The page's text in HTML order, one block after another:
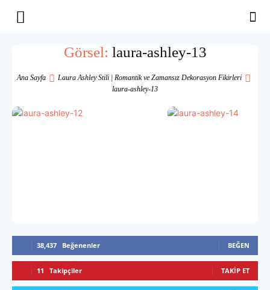
Yaşam
İlham
Görsel: laura-ashley-13
Ana Sayfa
Laura Ashley Stili | Romantik ve Zamansız Dekorasyon Fikirleri
laura-ashley-13
38,437 Beğenenler BEĞEN
11 Takipçiler TAKIP ET